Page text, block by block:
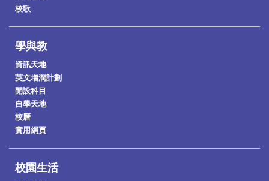
校歌
學與教
資訊天地
英文增潤計劃
開設科目
自學天地
校曆
實用網頁
校園生活